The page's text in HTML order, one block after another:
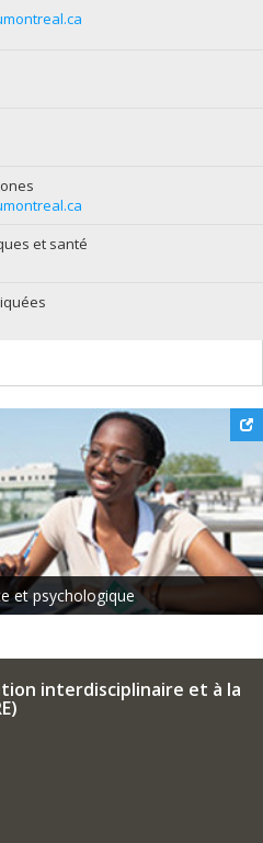
et santé
et psychologique
interdisciplinaire et à la